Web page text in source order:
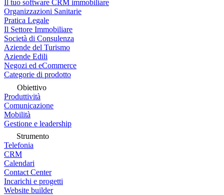
Il tuo software CRM immobiliare
Organizzazioni Sanitarie
Pratica Legale
Il Settore Immobiliare
Società di Consulenza
Aziende del Turismo
Aziende Edili
Negozi ed eCommerce
Categorie di prodotto
Obiettivo
Produttività
Comunicazione
Mobilità
Gestione e leadership
Strumento
Telefonia
CRM
Calendari
Contact Center
Incarichi e progetti
Website builder